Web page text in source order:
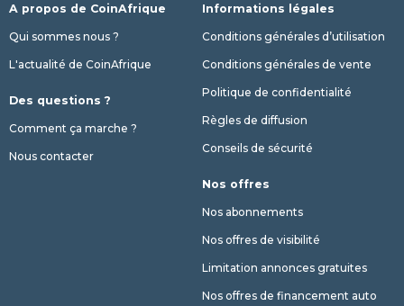
A propos de CoinAfrique
Qui sommes nous ?
L'actualité de CoinAfrique
Des questions ?
Comment ça marche ?
Nous contacter
Informations légales
Conditions générales d’utilisation
Conditions générales de vente
Politique de confidentialité
Règles de diffusion
Conseils de sécurité
Nos offres
Nos abonnements
Nos offres de visibilité
Limitation annonces gratuites
Nos offres de financement auto